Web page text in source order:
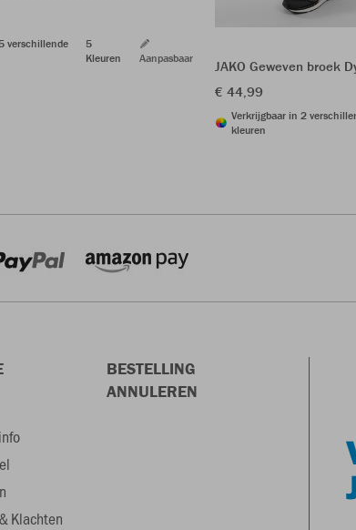
verschillende
5
Kleuren
Aanpasbaar
JAKO Geweven broek
€ 44,99
Verkrijgbaar in 2
kleuren
Klachten
BESTELLING
ANNULEREN